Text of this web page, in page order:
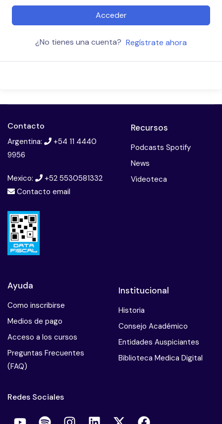
Acceder
¿No tienes una cuenta? Regístrate ahora
Contacto
Argentina:
+54 11 4440
9956
Mexico:
+52 5530581332
Contacto email
Recursos
Podcasts Spotify
News
Videoteca
Ayuda
Como inscribirse
Medios de pago
Acceso a los cursos
Preguntas Frecuentes
(FAQ)
Institucional
Historia
Consejo Académico
Entidades Auspiciantes
Biblioteca Medica Digital
Redes Sociales